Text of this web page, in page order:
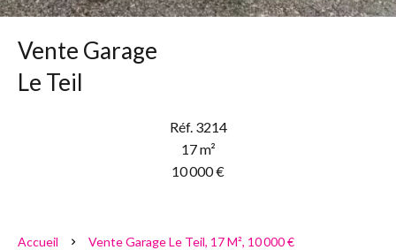
Vente Garage
Le Teil
Réf. 3214
17 m²
10 000 €
Accueil Vente Garage Le Teil, 17 M², 10 000 €